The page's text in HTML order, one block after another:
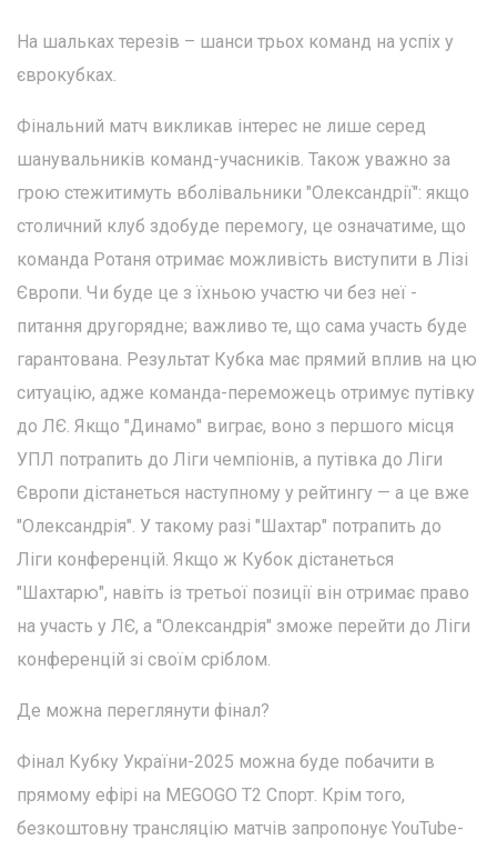
На шальках терезів – шанси трьох команд на успіх у
єврокубках.
Фінальний матч викликав інтерес не лише серед
шанувальників команд-учасників. Також уважно за
грою стежитимуть вболівальники "Олександрії": якщо
столичний клуб здобуде перемогу, це означатиме, що
команда Ротаня отримає можливість виступити в Лізі
Європи. Чи буде це з їхньою участю чи без неї -
питання другорядне; важливо те, що сама участь буде
гарантована. Результат Кубка має прямий вплив на цю
ситуацію, адже команда-переможець отримує путівку
до ЛЄ. Якщо "Динамо" виграє, воно з першого місця
УПЛ потрапить до Ліги чемпіонів, а путівка до Ліги
Європи дістанеться наступному у рейтингу — а це вже
"Олександрія". У такому разі "Шахтар" потрапить до
Ліги конференцій. Якщо ж Кубок дістанеться
"Шахтарю", навіть із третьої позиції він отримає право
на участь у ЛЄ, а "Олександрія" зможе перейти до Ліги
конференцій зі своїм сріблом.
Де можна переглянути фінал?
Фінал Кубку України-2025 можна буде побачити в
прямому ефірі на MEGOGO Т2 Спорт. Крім того,
безкоштовну трансляцію матчів запропонує YouTube-